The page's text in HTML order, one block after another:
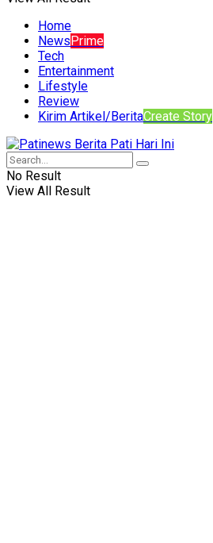
Home
NewsPrime
Tech
Entertainment
Lifestyle
Review
Kirim Artikel/BeritaCreate Story
No Result
View All Result